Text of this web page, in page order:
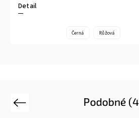
Detail
Černá Růžová
Podobné
Previous